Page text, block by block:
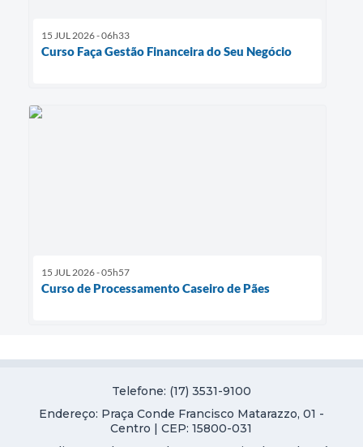
15 JUL 2026 - 06h33
Curso Faça Gestão Financeira do Seu Negócio
15 JUL 2026 - 05h57
Curso de Processamento Caseiro de Pães
Telefone: (17) 3531-9100
Endereço: Praça Conde Francisco Matarazzo, 01 -
Centro | CEP: 15800-031